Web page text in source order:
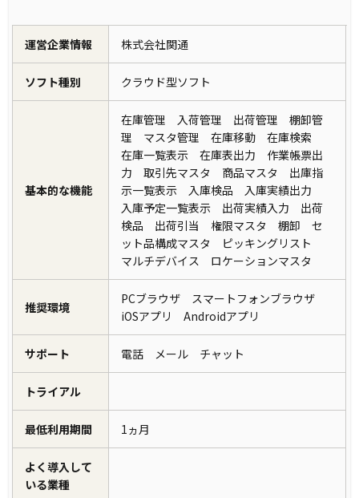
運営企業情報 株式会社関通
ソフト種別 クラウド型ソフト
基本的な機能
在庫管理 入荷管理 出荷管理 棚卸管
理 マスタ管理 在庫移動 在庫検索
在庫一覧表示 在庫表出力 作業帳票出
力 取引先マスタ 商品マスタ 出庫指
示一覧表示 入庫検品 入庫実績出力
入庫予定一覧表示 出荷実績入力 出荷
検品 出荷引当 権限マスタ 棚卸 セ
ット品構成マスタ ピッキングリスト
マルチデバイス ロケーションマスタ
推奨環境
PCブラウザ スマートフォンブラウザ
iOSアプリ Androidアプリ
サポート 電話 メール チャット
トライアル
最低利用期間 1ヵ月
よく導入して
いる業種